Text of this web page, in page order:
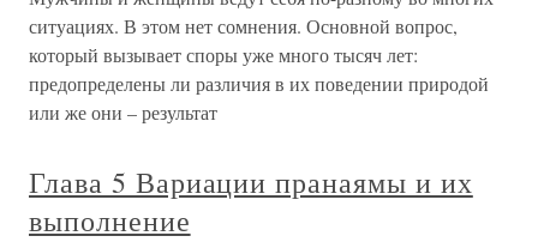
ситуациях. В этом нет сомнения. Основной вопрос,
который вызывает споры уже много тысяч лет:
предопределены ли различия в их поведении природой
или же они – результат
Глава 5 Вариации пранаямы и их
выполнение